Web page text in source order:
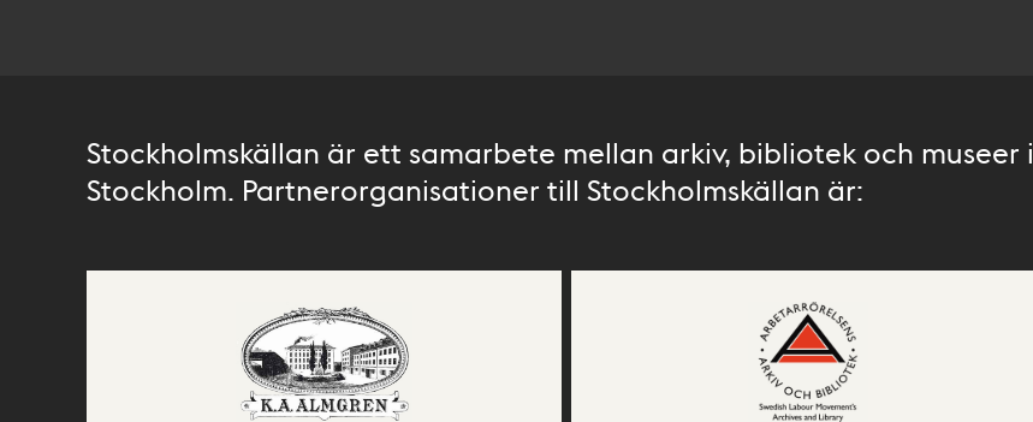
Stockholmskällan är ett samarbete mellan arkiv, bibliotek och museer i
Stockholm. Partnerorganisationer till Stockholmskällan är: